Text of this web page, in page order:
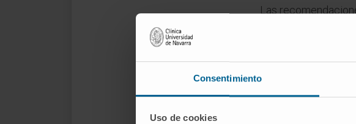
Consentimiento
Uso de cookies
Las
Lave la zona
sobre las lesiones.